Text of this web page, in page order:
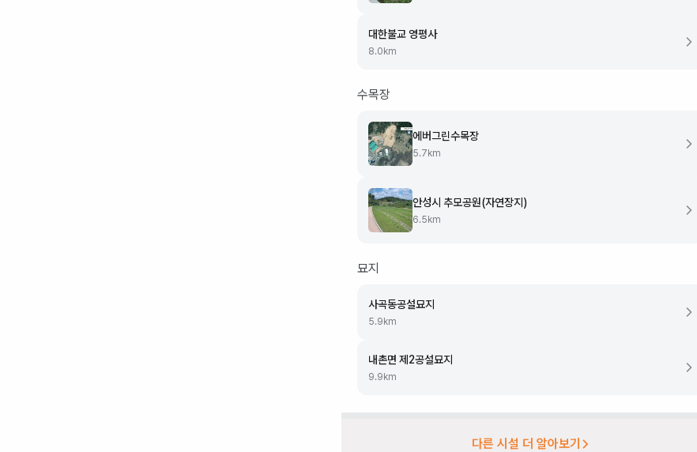
대한불교 영평사
8.0 km
수목장
에버그린수목장
5.7 km
안성시 추모공원(자연장지)
6.5 km
묘지
사곡동공설묘지
5.9 km
내촌면 제2공설묘지
9.9 km
다른 시설 더 알아보기